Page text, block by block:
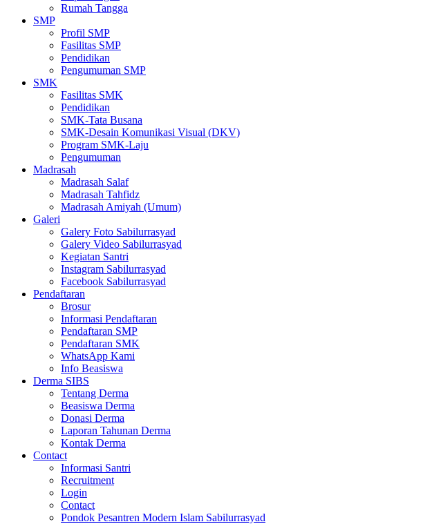
Rumah Tangga
SMP
Profil SMP
Fasilitas SMP
Pendidikan
Pengumuman SMP
SMK
Fasilitas SMK
Pendidikan
SMK-Tata Busana
SMK-Desain Komunikasi Visual (DKV)
Program SMK-Laju
Pengumuman
Madrasah
Madrasah Salaf
Madrasah Tahfidz
Madrasah Amiyah (Umum)
Galeri
Galery Foto Sabilurrasyad
Galery Video Sabilurrasyad
Kegiatan Santri
Instagram Sabilurrasyad
Facebook Sabilurrasyad
Pendaftaran
Brosur
Informasi Pendaftaran
Pendaftaran SMP
Pendaftaran SMK
WhatsApp Kami
Info Beasiswa
Derma SIBS
Tentang Derma
Beasiswa Derma
Donasi Derma
Laporan Tahunan Derma
Kontak Derma
Contact
Informasi Santri
Recruitment
Login
Contact
Pondok Pesantren Modern Islam Sabilurrasyad